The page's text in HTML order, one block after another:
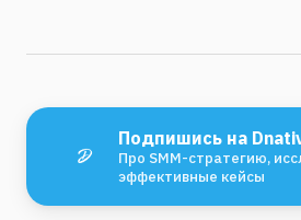
Подпишись на
Про SMM-стратегию,
эффективные кейсы